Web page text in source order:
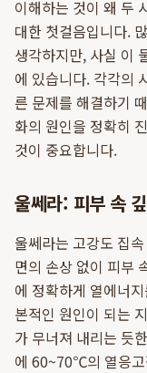
이해하는 것이 왜 두
대한 첫걸음입니다.
생각하지만, 사실 이
에 있습니다. 각각의
른 문제를 해결하기
화의 원인을 정확히
것이 중요합니다.
울쎄라: 피부 속
울쎄라는 고강도 집
면의 손상 없이 피부
에 정확하게 열에너
본적인 원인이 되는
가 무너져 내리는 듯
에 60~70℃의 열응고